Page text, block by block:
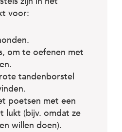
voor:
om te oefenen met
tandenborstel
poetsen met een
lukt (bijv. omdat ze
willen doen).